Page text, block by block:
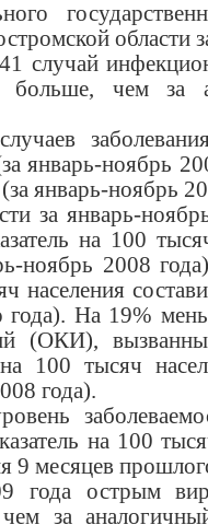
области
случай
больше, чем за
январь-ноябрь
январь-ноябрь
за январь-
на 100
ноябрь 2008
населения
На 19%
(ОКИ),
на 100 тысяч
года).
на 100
9 месяцев
года острым
за